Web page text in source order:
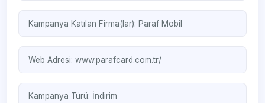
Kampanya Katılan Firma(lar): Paraf Mobil
Web Adresi:www.parafcard.com.tr/
Kampanya Türü: İndirim